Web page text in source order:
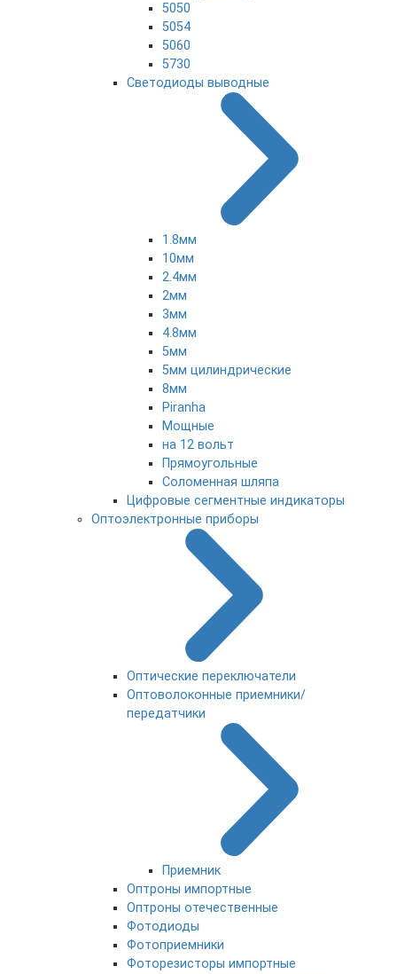
5050
5054
5060
5730
Светодиоды выводные
1.8мм
10мм
2.4мм
2мм
3мм
4.8мм
5мм
5мм цилиндрические
8мм
Piranha
Мощные
на 12 вольт
Прямоугольные
Соломенная шляпа
Цифровые сегментные индикаторы
Оптоэлектронные приборы
Оптические переключатели
Оптоволоконные приемники/
передатчики
Приемник
Оптроны импортные
Оптроны отечественные
Фотодиоды
Фотоприемники
Фоторезисторы импортные